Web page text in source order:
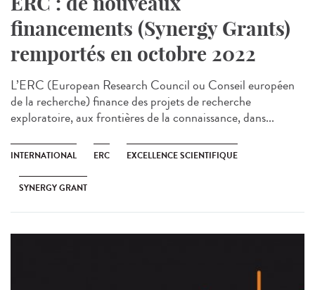
financements (Synergy Grants)
remportés en octobre 2022
L’ERC (European Research Council ou Conseil européen
de la recherche) finance des projets de recherche
exploratoire, aux frontières de la connaissance, dans...
INTERNATIONAL ERC EXCELLENCE SCIENTIFIQUE
SYNERGY GRANT